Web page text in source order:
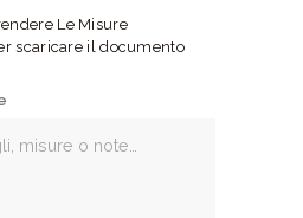
Le Misure
scaricare il documento